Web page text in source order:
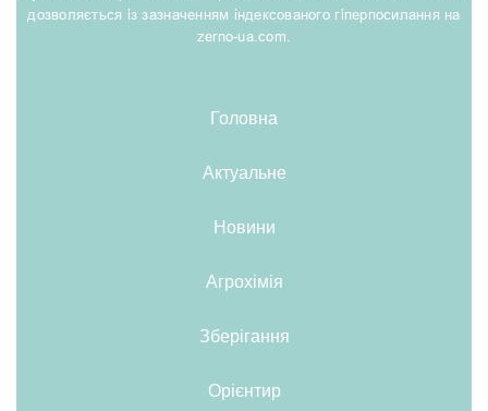
дозволяється із зазначенням індексованого гіперпосилання на
zerno-ua.com.
Головна
Актуальне
Новини
Агрохімія
Зберігання
Орієнтир